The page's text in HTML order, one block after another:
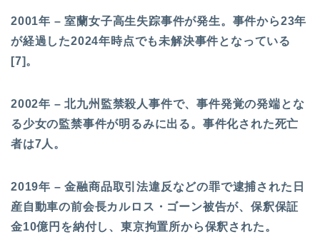
2001年 – 室蘭女子高生失踪事件が発生。事件から23年
が経過した2024年時点でも未解決事件となっている
[7]。
2002年 – 北九州監禁殺人事件で、事件発覚の発端とな
る少女の監禁事件が明るみに出る。事件化された死亡
者は7人。
2019年 – 金融商品取引法違反などの罪で逮捕された日
産自動車の前会長カルロス・ゴーン被告が、保釈保証
金10億円を納付し、東京拘置所から保釈された。